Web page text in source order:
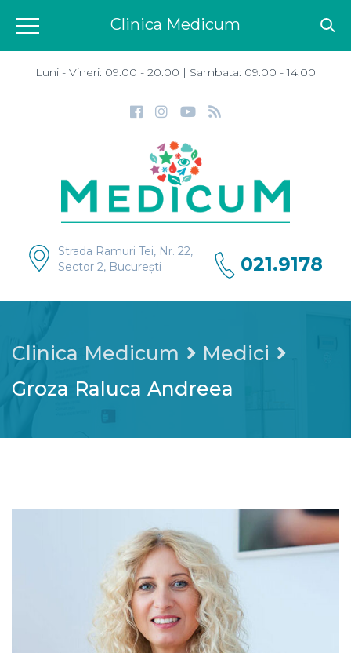
Luni - Vineri: 09.00 - 20.00 | Sambata: 09.00 - 14.00
Strada Ramuri Tei, Nr. 22,
Sector 2, București
021.9178
Clinica Medicum
Medici
Groza Raluca Andreea
Clinica Medicum